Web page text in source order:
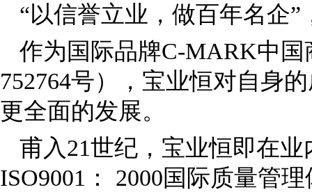
“以信誉立业，做百年名企
作为国际品牌C-MARK中
752764号），宝业恒对自身
更全面的发展。
甫入21世纪，宝业恒即在
ISO9001： 2000国际质量管